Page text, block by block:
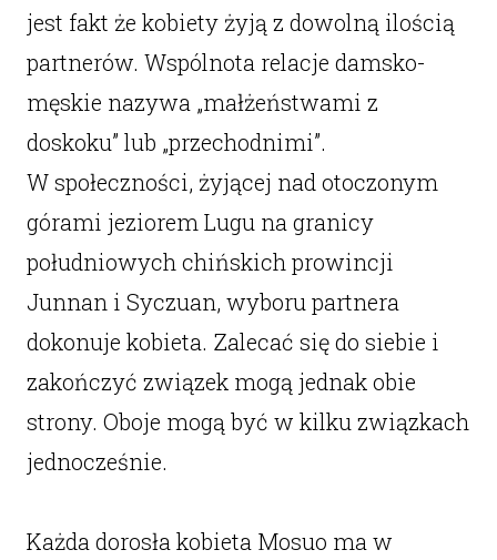
jest fakt że kobiety żyją z dowolną ilością
partnerów. Wspólnota relacje damsko-
męskie nazywa „małżeństwami z
doskoku” lub „przechodnimi”.
W społeczności, żyjącej nad otoczonym
górami jeziorem Lugu na granicy
południowych chińskich prowincji
Junnan i Syczuan, wyboru partnera
dokonuje kobieta. Zalecać się do siebie i
zakończyć związek mogą jednak obie
strony. Oboje mogą być w kilku związkach
jednocześnie.
Każda dorosła kobieta Mosuo ma w